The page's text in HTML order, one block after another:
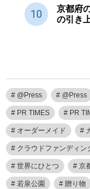
京都府
の引き
@Press @Press
PR TIMES PR
オーダーメイド
クラウドファンディン
世界にひとつ 京
若泉公園 贈り物